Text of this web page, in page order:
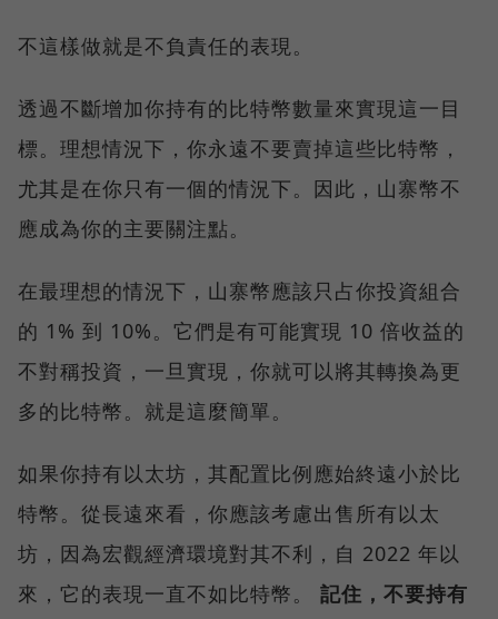
不這樣做就是不負責任的表現。
透過不斷增加你持有的比特幣數量來實現這一目
標。理想情況下，你永遠不要賣掉這些比特幣，
尤其是在你只有一個的情況下。因此，山寨幣不
應成為你的主要關注點。
在最理想的情況下，山寨幣應該只占你投資組合
的 1% 到 10%。它們是有可能實現 10 倍收益的
不對稱投資，一旦實現，你就可以將其轉換為更
多的比特幣。就是這麼簡單。
如果你持有以太坊，其配置比例應始終遠小於比
特幣。從長遠來看，你應該考慮出售所有以太
坊，因為宏觀經濟環境對其不利，自 2022 年以
來，它的表現一直不如比特幣。 記住，不要持有